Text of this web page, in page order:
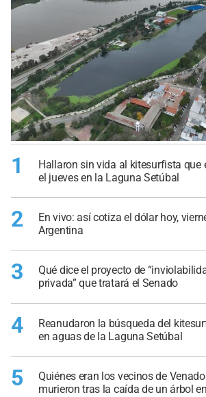
1
Hallaron sin vida al kitesurfista que
el jueves en la Laguna Setúbal
2
En vivo: así cotiza el dólar hoy,
Argentina
3
Qué dice el proyecto de
privada” que tratará el Senado
4
Reanudaron la búsqueda del
en aguas de la Laguna Setúbal
5
Quiénes eran los vecinos de
murieron tras la caída de un árbol